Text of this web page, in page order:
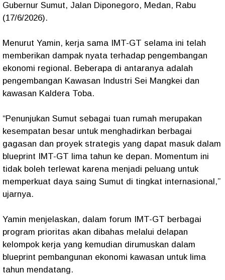
Gubernur Sumut, Jalan Diponegoro, Medan, Rabu
(17/6/2026).
Menurut Yamin, kerja sama IMT-GT selama ini telah
memberikan dampak nyata terhadap pengembangan
ekonomi regional. Beberapa di antaranya adalah
pengembangan Kawasan Industri Sei Mangkei dan
kawasan Kaldera Toba.
“Penunjukan Sumut sebagai tuan rumah merupakan
kesempatan besar untuk menghadirkan berbagai
gagasan dan proyek strategis yang dapat masuk dalam
blueprint IMT-GT lima tahun ke depan. Momentum ini
tidak boleh terlewat karena menjadi peluang untuk
memperkuat daya saing Sumut di tingkat internasional,”
ujarnya.
Yamin menjelaskan, dalam forum IMT-GT berbagai
program prioritas akan dibahas melalui delapan
kelompok kerja yang kemudian dirumuskan dalam
blueprint pembangunan ekonomi kawasan untuk lima
tahun mendatang.